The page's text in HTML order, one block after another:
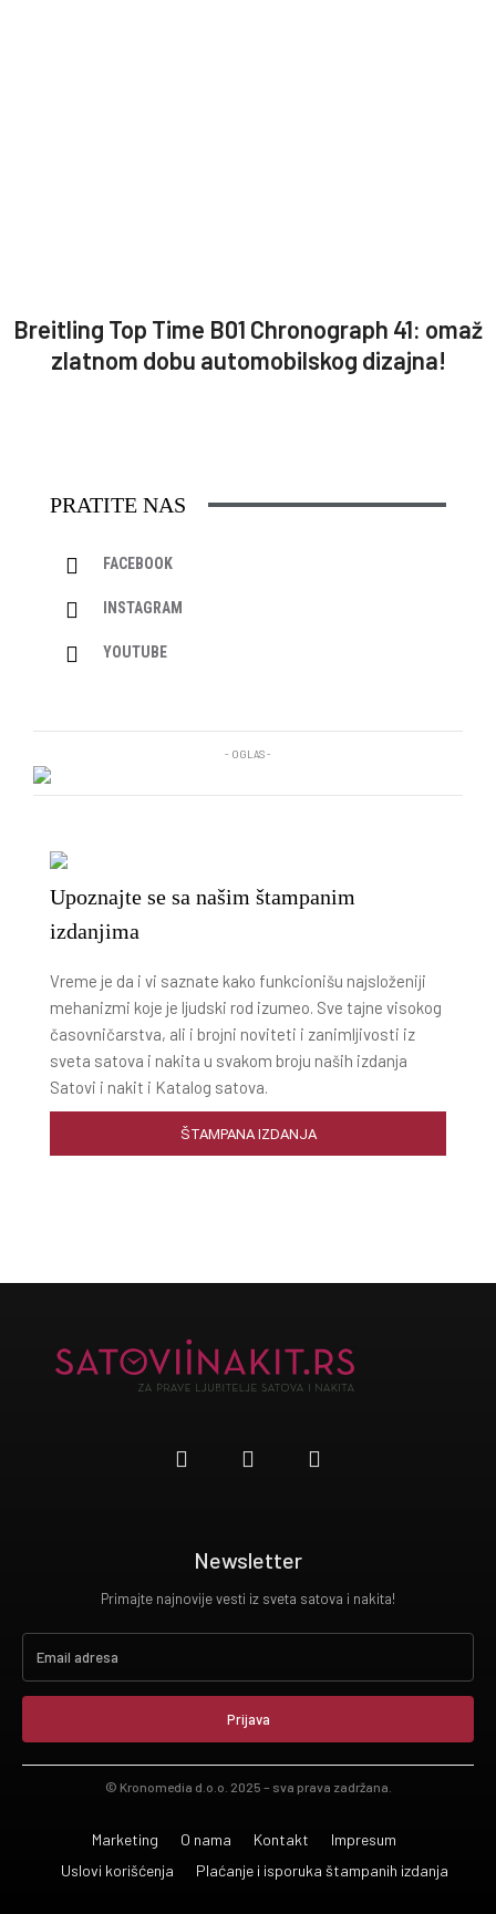
Breitling Top Time B01 Chronograph 41: omaž
zlatnom dobu automobilskog dizajna!
PRATITE NAS
FACEBOOK
INSTAGRAM
YOUTUBE
- OGLAS -
Upoznajte se sa našim štampanim
izdanjima
Vreme je da i vi saznate kako funkcionišu najsloženiji
mehanizmi koje je ljudski rod izumeo. Sve tajne visokog
časovničarstva, ali i brojni noviteti i zanimljivosti iz
sveta satova i nakita u svakom broju naših izdanja
Satovi i nakit i Katalog satova.
ŠTAMPANA IZDANJA
Newsletter
Primajte najnovije vesti iz sveta satova i nakita!
Prijava
© Kronomedia d.o.o. 2025 – sva prava zadržana.
Marketing O nama Kontakt
Impresum
Uslovi korišćenja
Plaćanje i isporuka štampanih izdanja